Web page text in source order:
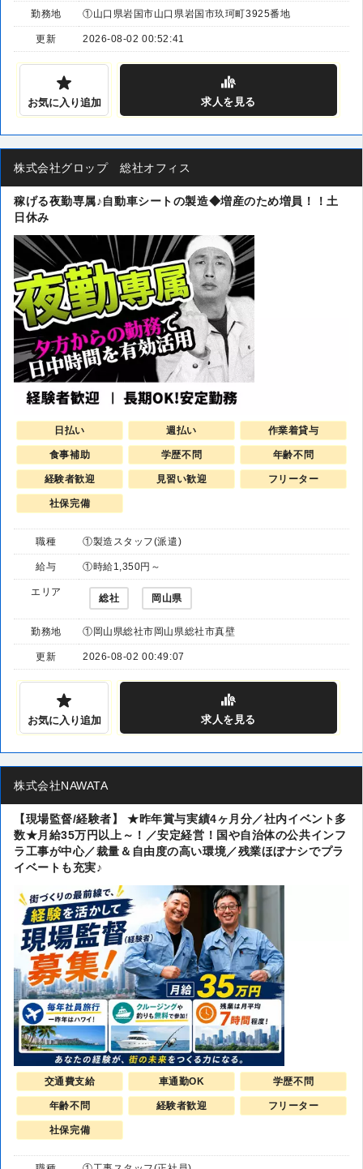
勤務地 ①山口県岩国市山口県岩国市玖珂町3925番地
更新 2026-08-02 00:52:41
お気に入り追加 求人 を見る
株式会社グロップ 総社オフィス
稼げる夜勤専属♪自動車シートの製造◆増産のため増員！！土
日休み
日払い 週払い 作業着貸与
食事補助 学歴不問 年齢不問
経験者歓迎 見習い歓迎 フリーター
社保完備
職種 ①製造スタッフ(派遣)
給与 ①時給1,350円～
エリア
総社 岡山県
勤務地 ①岡山県総社市岡山県総社市真壁
更新 2026-08-02 00:49:07
お気に入り追加 求人を見る
株式会社NAWATA
【現場監督/経験者】 ★昨年賞与実績4ヶ月分／社内イベント多
数★月給35万円以上～！／安定経営！国や自治体の公共インフ
ラ工事が中心／裁量＆自由度の高い環境／残業ほぼナシでプラ
イベートも充実♪
交通費支給 車通勤OK 学歴不問
年齢不問 経験者歓迎 フリーター
社保完備